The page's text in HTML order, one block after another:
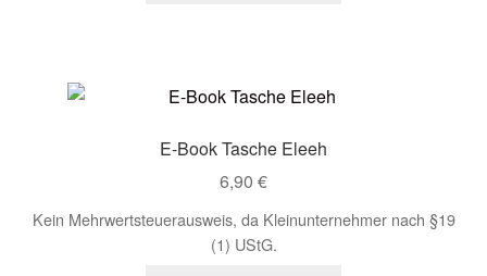
E-Book Tasche Eleeh
6,90 €
Kein Mehrwertsteuerausweis, da Kleinunternehmer nach §19
(1) UStG.